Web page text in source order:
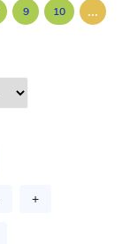
9 10 ...
+